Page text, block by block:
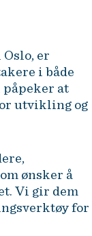
er
i både
at
utvikling og
ønsker å
Vi gir dem
for